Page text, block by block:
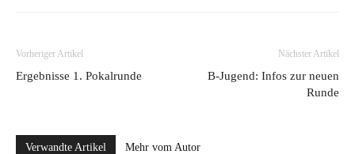
Vorheriger Artikel
Ergebnisse 1. Pokalrunde
Nächster Artikel
B-Jugend: Infos zur neuen
Runde
Verwandte Artikel Mehr vom Autor